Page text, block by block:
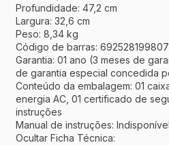
Profundidade: 47,2 cm
Largura: 32,6 cm
Peso: 8,34 kg
Código de barras:
Garantia: 01 ano (3 meses de
de garantia especial concedida
Conteúdo da embalagem: 01
energia AC, 01 certificado de
instruções
Manual de instruções: Indisponível
Ocultar Ficha Técnica: